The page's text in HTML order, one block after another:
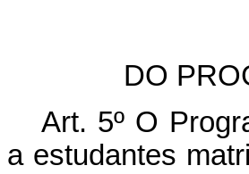
DO
Art. 5º O
a estudantes